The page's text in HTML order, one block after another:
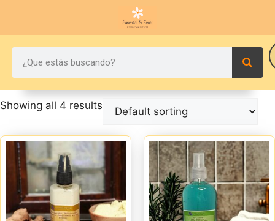
Showing all 4 results